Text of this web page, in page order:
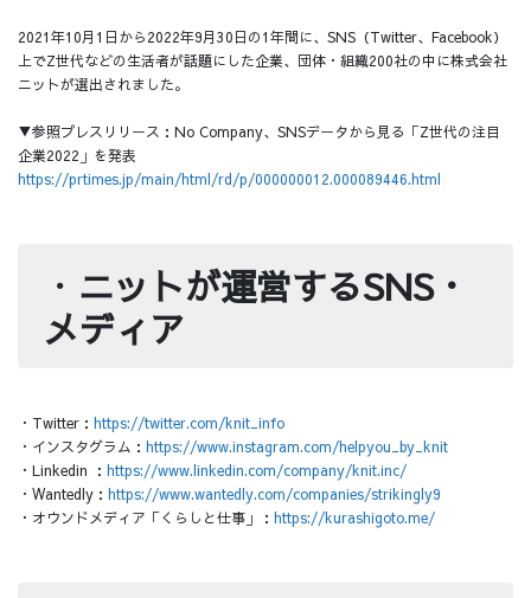
2021年10月1日から2022年9月30日の1年間に、SNS（Twitter、Facebook）
上でZ世代などの生活者が話題にした企業、団体・組織200社の中に株式会社
ニットが選出されました。
▼参照プレスリリース：No Company、SNSデータから見る「Z世代の注目
企業2022」を発表
https://prtimes.jp/main/html/rd/p/000000012.000089446.html
・ ニットが運営するSNS・
メディア
・Twitter： https://twitter.com/knit_info
・インスタグラム： https://www.instagram.com/helpyou_by_knit
・Linkedin ： https://www.linkedin.com/company/knit.inc/
・Wantedly： https://www.wantedly.com/companies/strikingly9
・オウンドメディア「くらしと仕事」： https://kurashigoto.me/